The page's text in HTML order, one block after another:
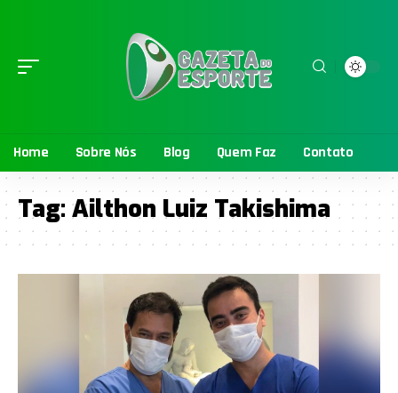
Home Sobre Nós Blog Quem Faz Contato
Tag: Ailthon Luiz Takishima